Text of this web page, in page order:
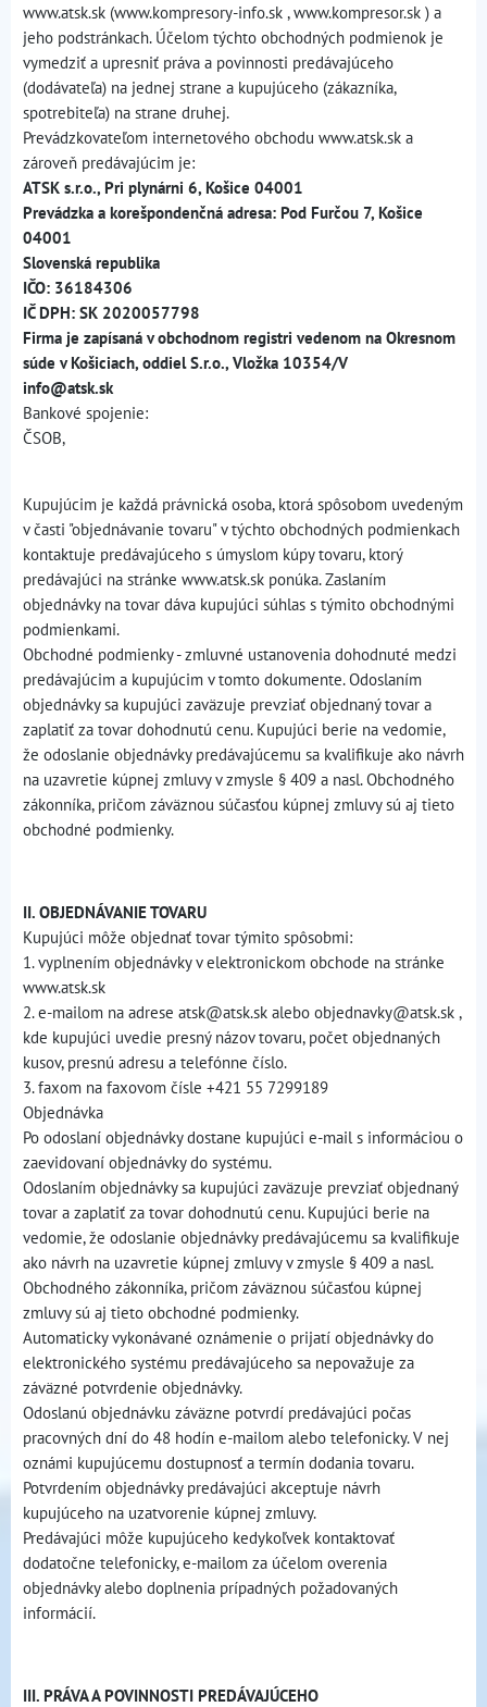
www.atsk.sk (www.kompresory-info.sk , www.kompresor.sk ) a
jeho podstránkach. Účelom týchto obchodných podmienok je
vymedziť a upresniť práva a povinnosti predávajúceho
(dodávateľa) na jednej strane a kupujúceho (zákazníka,
spotrebiteľa) na strane druhej.
Prevádzkovateľom internetového obchodu www.atsk.sk a
zároveň predávajúcim je:
ATSK s.r.o., Pri plynárni 6, Košice 04001
Prevádzka a korešpondenčná adresa: Pod Furčou 7, Košice
04001
Slovenská republika
IČO: 36184306
IČ DPH: SK 2020057798
Firma je zapísaná v obchodnom registri vedenom na Okresnom
súde v Košiciach, oddiel S.r.o., Vložka 10354/V
info@atsk.sk
Bankové spojenie:
ČSOB,
Kupujúcim je každá právnická osoba, ktorá spôsobom uvedeným
v časti "objednávanie tovaru" v týchto obchodných podmienkach
kontaktuje predávajúceho s úmyslom kúpy tovaru, ktorý
predávajúci na stránke www.atsk.sk ponúka. Zaslaním
objednávky na tovar dáva kupujúci súhlas s týmito obchodnými
podmienkami.
Obchodné podmienky - zmluvné ustanovenia dohodnuté medzi
predávajúcim a kupujúcim v tomto dokumente. Odoslaním
objednávky sa kupujúci zaväzuje prevziať objednaný tovar a
zaplatiť za tovar dohodnutú cenu. Kupujúci berie na vedomie,
že odoslanie objednávky predávajúcemu sa kvalifikuje ako návrh
na uzavretie kúpnej zmluvy v zmysle § 409 a nasl. Obchodného
zákonníka, pričom záväznou súčasťou kúpnej zmluvy sú aj tieto
obchodné podmienky.
II. OBJEDNÁVANIE TOVARU
Kupujúci môže objednať tovar týmito spôsobmi:
1. vyplnením objednávky v elektronickom obchode na stránke
www.atsk.sk
2. e-mailom na adrese atsk@atsk.sk alebo objednavky@atsk.sk ,
kde kupujúci uvedie presný názov tovaru, počet objednaných
kusov, presnú adresu a telefónne číslo.
3. faxom na faxovom čísle +421 55 7299189
Objednávka
Po odoslaní objednávky dostane kupujúci e-mail s informáciou o
zaevidovaní objednávky do systému.
Odoslaním objednávky sa kupujúci zaväzuje prevziať objednaný
tovar a zaplatiť za tovar dohodnutú cenu. Kupujúci berie na
vedomie, že odoslanie objednávky predávajúcemu sa kvalifikuje
ako návrh na uzavretie kúpnej zmluvy v zmysle § 409 a nasl.
Obchodného zákonníka, pričom záväznou súčasťou kúpnej
zmluvy sú aj tieto obchodné podmienky.
Automaticky vykonávané oznámenie o prijatí objednávky do
elektronického systému predávajúceho sa nepovažuje za
záväzné potvrdenie objednávky.
Odoslanú objednávku záväzne potvrdí predávajúci počas
pracovných dní do 48 hodín e-mailom alebo telefonicky. V nej
oznámi kupujúcemu dostupnosť a termín dodania tovaru.
Potvrdením objednávky predávajúci akceptuje návrh
kupujúceho na uzatvorenie kúpnej zmluvy.
Predávajúci môže kupujúceho kedykoľvek kontaktovať
dodatočne telefonicky, e-mailom za účelom overenia
objednávky alebo doplnenia prípadných požadovaných
informácií.
III. PRÁVA A POVINNOSTI PREDÁVAJÚCEHO